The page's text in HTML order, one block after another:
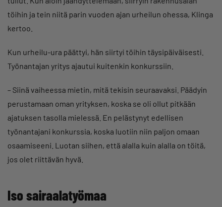
töihin ja tein niitä parin vuoden ajan urheilun ohessa, Klinga
kertoo.
Kun urheilu-ura päättyi, hän siirtyi töihin täysipäiväisesti.
Työnantajan yritys ajautui kuitenkin konkurssiin.
– Siinä vaiheessa mietin, mitä tekisin seuraavaksi. Päädyin
perustamaan oman yrityksen, koska se oli ollut pitkään
ajatuksen tasolla mielessä. En pelästynyt edellisen
työnantajani konkurssia, koska luotiin niin paljon omaan
osaamiseeni. Luotan siihen, että alalla kuin alalla on töitä,
jos olet riittävän hyvä.
Iso sairaalatyömaa